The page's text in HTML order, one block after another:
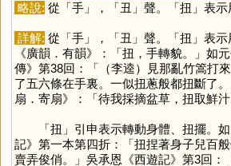
略說: 從「 手」，「 丑 」聲。「 扭 」表
詳解: 從「 手」，「 丑 」聲。「 扭 」表
《廣韻．有韻》：「扭，手轉貌。」如
傳》第38回：「（李逵）見那亂竹篙打
了五六條在手裏。一似扭蔥般都扭斷了
扇．寄扇》：「待我採摘盆草，扭取鮮汁
「 扭 」引申表示轉動身體、扭擺。
記》第一本第四折：「扭捏著身子兒百
賣弄俊俏。」吳承恩《西遊記》第3回：